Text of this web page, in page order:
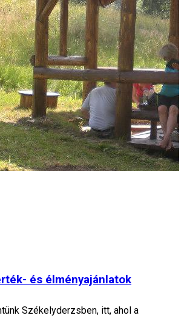
és élményajánlatok
Székelyderzsben, itt, ahol a